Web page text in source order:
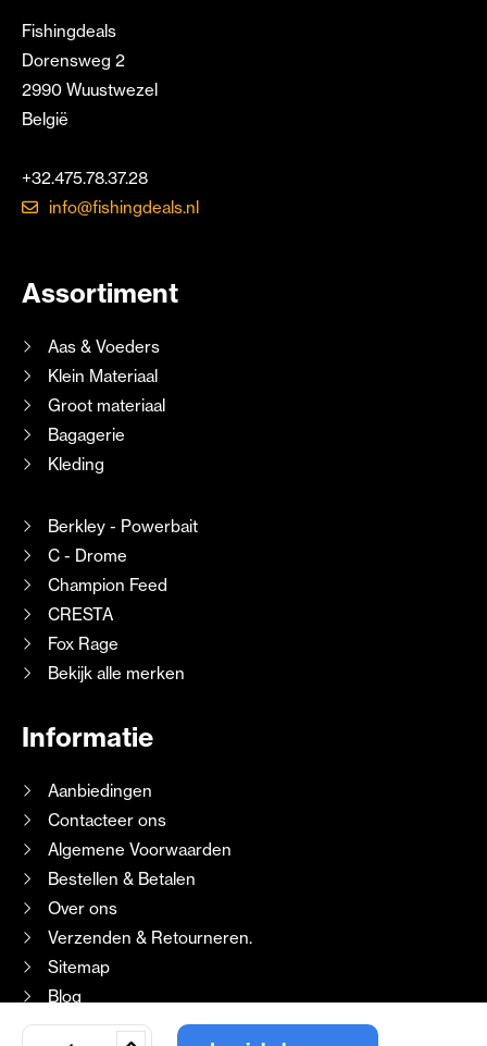
Fishingdeals
Dorensweg 2
2990 Wuustwezel
België
+32.475.78.37.28
info@fishingdeals.nl
Assortiment
Aas & Voeders
Klein Materiaal
Groot materiaal
Bagagerie
Kleding
Berkley - Powerbait
C - Drome
Champion Feed
CRESTA
Fox Rage
Bekijk alle merken
Informatie
Aanbiedingen
Contacteer ons
Algemene Voorwaarden
Bestellen & Betalen
Over ons
Verzenden & Retourneren.
Sitemap
Blog